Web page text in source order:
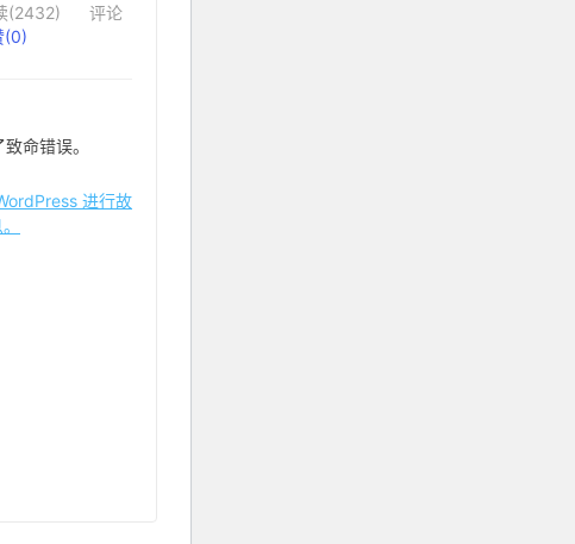
(2432)
评论
(0)
命错误。
进行故